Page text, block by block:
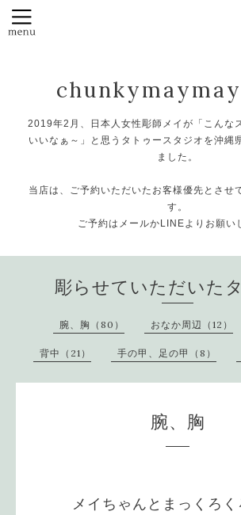
2019年2月、日本人女性彫師メイが「こんな
いいなぁ～」と思うタトゥースタジオを沖縄
ました。
当店は、ご予約いただいたお客様優先とさせ
す。
ご予約はメールかLINEよりお願い
彫らせていただいた
腕、胸（80） おなか周辺（12）
背中（21） 手の甲、足の甲（8）
腕、胸
メイちゃんとまっくろく